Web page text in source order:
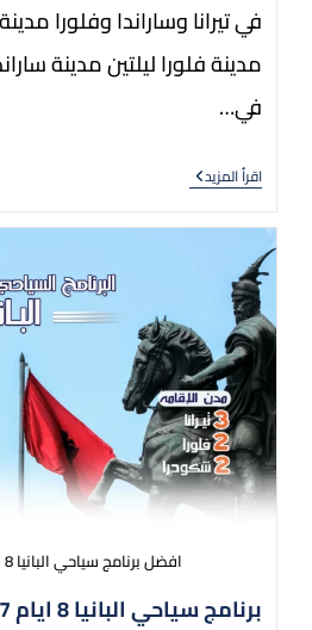
في تيرانا وساراندا وفلورا مدينة
مدينة فلورا ليلتين مدينة
في…
اقرأ المزيد
افضل برنامج سياحي البانيا 8 ايام 7 ليالي - 5